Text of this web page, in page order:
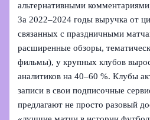
альтернативными
За 2022–2024 годы выручка от
связанных с праздничными
расширенные обзоры,
фильмы), у крупных клубов
аналитиков на 40–60 %. Клубы
записи в свои подписочные
предлагают не просто разовый